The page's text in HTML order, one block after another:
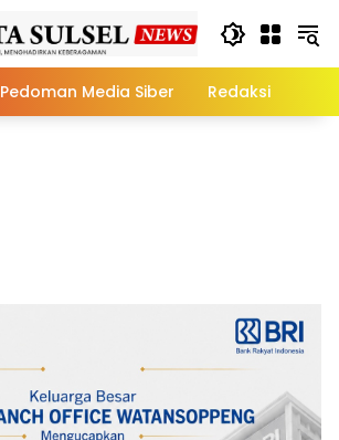
Pedoman Media Siber Redaksi